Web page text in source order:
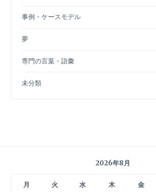
事例・ケースモデル
夢
専門の言葉・語彙
未分類
2026年8月
月 火 水 木 金